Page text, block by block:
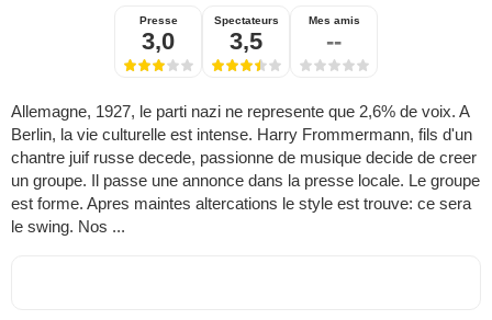
Presse
3,0
Spectateurs
3,5
Mes amis
--
Allemagne, 1927, le parti nazi ne represente que 2,6% de voix. A
Berlin, la vie culturelle est intense. Harry Frommermann, fils d'un
chantre juif russe decede, passionne de musique decide de creer
un groupe. Il passe une annonce dans la presse locale. Le groupe
est forme. Apres maintes altercations le style est trouve: ce sera
le swing. Nos ...